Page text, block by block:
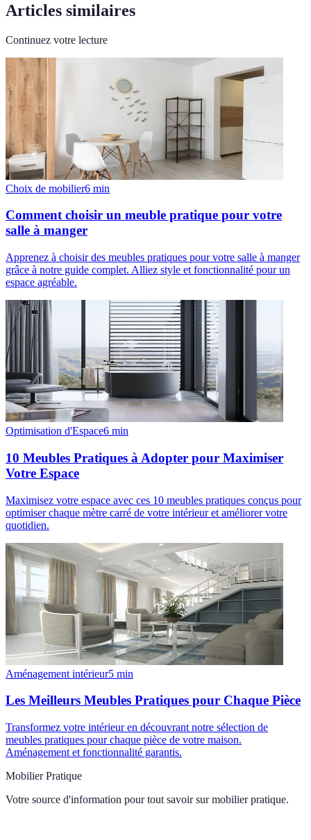
Articles similaires
Continuez votre lecture
Choix de mobilier6 min
Comment choisir un meuble pratique pour votre
salle à manger
Apprenez à choisir des meubles pratiques pour votre salle à manger
grâce à notre guide complet. Alliez style et fonctionnalité pour un
espace agréable.
Optimisation d'Espace6 min
10 Meubles Pratiques à Adopter pour Maximiser
Votre Espace
Maximisez votre espace avec ces 10 meubles pratiques conçus pour
optimiser chaque mètre carré de votre intérieur et améliorer votre
quotidien.
Aménagement intérieur5 min
Les Meilleurs Meubles Pratiques pour Chaque Pièce
Transformez votre intérieur en découvrant notre sélection de
meubles pratiques pour chaque pièce de votre maison.
Aménagement et fonctionnalité garantis.
Mobilier Pratique
Votre source d'information pour tout savoir sur mobilier pratique.